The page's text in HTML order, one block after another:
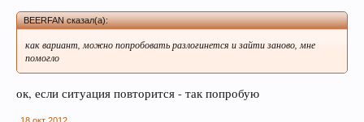
Любое общение, которое не по-теме ПРОШУ
BEERFAN сказал(а):
как вариант, можно попробовать разлогинется и зайти заново, мне
помогло
ок, если ситуация повторится - так попробую